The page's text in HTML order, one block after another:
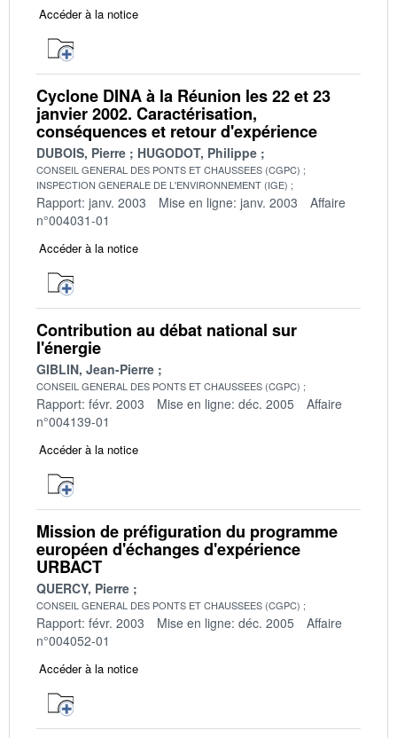
Accéder à la notice
Cyclone DINA à la Réunion les 22 et 23
janvier 2002. Caractérisation,
conséquences et retour d'expérience
DUBOIS, Pierre HUGODOT, Philippe
CONSEIL GENERAL DES PONTS ET CHAUSSEES (CGPC)
INSPECTION GENERALE DE L'ENVIRONNEMENT (IGE)
Rapport: janv. 2003 Mise en ligne: janv. 2003
Affaire
n°004031-01
Accéder à la notice
Contribution au débat national sur
l'énergie
GIBLIN, Jean-Pierre
CONSEIL GENERAL DES PONTS ET CHAUSSEES (CGPC)
Rapport: févr. 2003 Mise en ligne: déc. 2005
Affaire
n°004139-01
Accéder à la notice
Mission de préfiguration du programme
européen d'échanges d'expérience
URBACT
QUERCY, Pierre
CONSEIL GENERAL DES PONTS ET CHAUSSEES (CGPC)
Rapport: févr. 2003 Mise en ligne: déc. 2005
Affaire
n°004052-01
Accéder à la notice